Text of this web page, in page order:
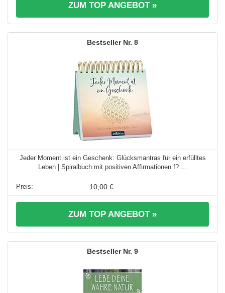
ZUM TOP ANGEBOT »
8
Jeder Moment ist ein Geschenk: Glücksmantras für ein erfülltes
Leben | Spiralbuch mit positiven Affirmationen f? ...
10,00 €
ZUM TOP ANGEBOT »
9